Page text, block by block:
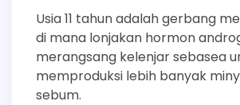
Usia 11 tahun adalah gerbang
di mana lonjakan hormon
merangsang kelenjar sebasea
memproduksi lebih banyak
sebum.